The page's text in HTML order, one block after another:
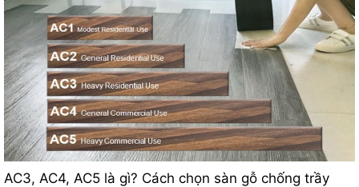
AC3, AC4, AC5 là gì? Cách chọn sàn gỗ chống trầy